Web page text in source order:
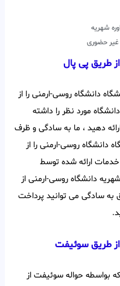
شهریه
غیر حضوری
طریق پی پال
دانشگاه روسی-ارمنی را از
مورد نظر را داشته
دهید ، ما به سادگی و ظرف
دانشگاه روسی-ارمنی را از
ارائه شده توسط
دانشگاه روسی-ارمنی از
به سادگی می توانید پرداخت
طریق سوئیفت
بواسطه حواله سوئیفت از